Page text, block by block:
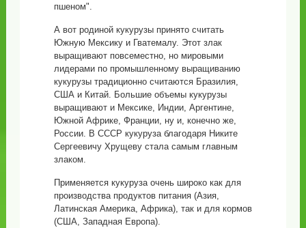
пшеном".
А вот родиной кукурузы принято считать
Южную Мексику и Гватемалу. Этот злак
выращивают повсеместно, но мировыми
лидерами по промышленному выращиванию
кукурузы традиционно считаются Бразилия,
США и Китай. Большие объемы кукурузы
выращивают и Мексике, Индии, Аргентине,
Южной Африке, Франции, ну и, конечно же,
России. В СССР кукуруза благодаря Никите
Сергеевичу Хрущеву стала самым главным
злаком.
Применяется кукуруза очень широко как для
производства продуктов питания (Азия,
Латинская Америка, Африка), так и для кормов
(США, Западная Европа).